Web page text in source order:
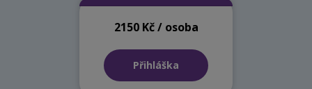
2150 Kč / osoba
Přihláška